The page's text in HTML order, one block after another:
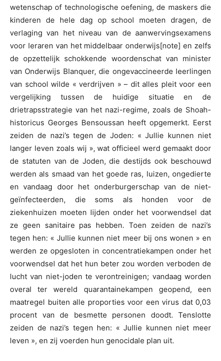
wetenschap of technologische oefening, de maskers die
kinderen de hele dag op school moeten dragen, de
verlaging van het niveau van de aanwervingsexamens
voor leraren van het middelbaar onderwijs[note] en zelfs
de opzettelijk schokkende woordenschat van minister
van Onderwijs Blanquer, die ongevaccineerde leerlingen
van school wilde « verdrijven » – dit alles pleit voor een
vergelijking tussen de huidige situatie en de
drietrapsstrategie van het nazi-regime, zoals de Shoah-
historicus Georges Bensoussan heeft opgemerkt. Eerst
zeiden de nazi’s tegen de Joden: « Jullie kunnen niet
langer leven zoals wij », wat officieel werd gemaakt door
de statuten van de Joden, die destijds ook beschouwd
werden als smaad van het goede ras, luizen, ongedierte
en vandaag door het onderburgerschap van de niet-
geïnfecteerden, die soms als honden voor de
ziekenhuizen moeten lijden onder het voorwendsel dat
ze geen sanitaire pas hebben. Toen zeiden de nazi’s
tegen hen: « Jullie kunnen niet meer bij ons wonen » en
werden ze opgesloten in concentratiekampen onder het
voorwendsel dat het hun beter zou worden verboden de
lucht van niet-joden te verontreinigen; vandaag worden
overal ter wereld quarantainekampen geopend, een
maatregel buiten alle proporties voor een virus dat 0,03
procent van de besmette personen doodt. Tenslotte
zeiden de nazi’s tegen hen: « Jullie kunnen niet meer
leven », en zij voerden hun genocidale plan uit.